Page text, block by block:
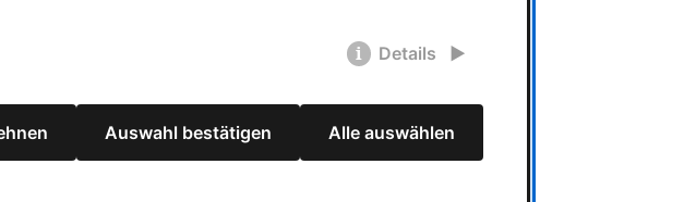
Details
Auswahl bestätigen Alle auswählen